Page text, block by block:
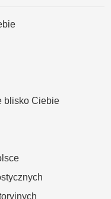
blisko Ciebie